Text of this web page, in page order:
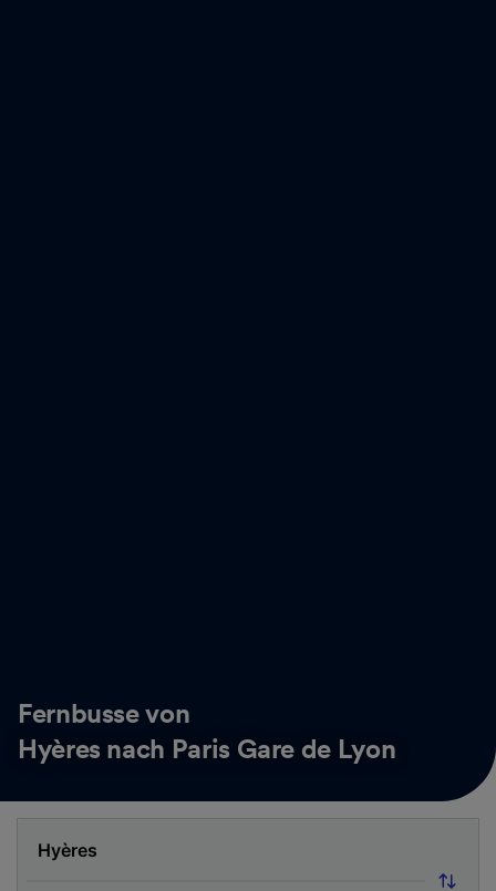
Fernbusse von
Hyères nach Paris Gare de Lyon